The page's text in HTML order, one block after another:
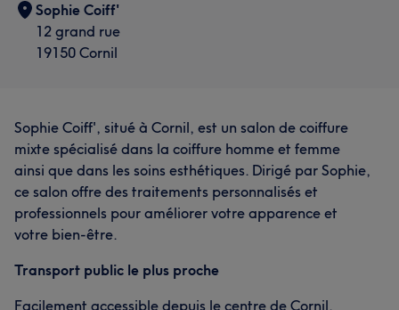
Sophie Coiff'
12 grand rue
19150 Cornil
Sophie Coiff', situé à Cornil, est un salon de coiffure
mixte spécialisé dans la coiffure homme et femme
ainsi que dans les soins esthétiques. Dirigé par Sophie,
ce salon offre des traitements personnalisés et
professionnels pour améliorer votre apparence et
votre bien-être.
Transport public le plus proche
Facilement accessible depuis le centre de Cornil.